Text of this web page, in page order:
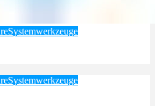
Systemwerkzeuge
Systemwerkzeuge